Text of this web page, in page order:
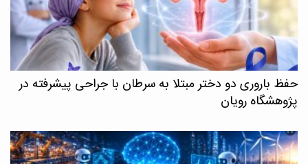
حفظ باروری دو دختر مبتلا به سرطان با جراحی پیشرفته در
پژوهشگاه رویان